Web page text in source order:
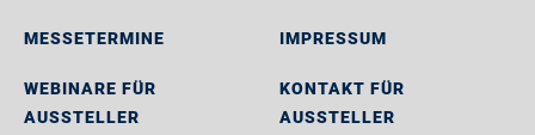
MESSETERMINE
WEBINARE FÜR
AUSSTELLER
IMPRESSUM
KONTAKT FÜR
AUSSTELLER